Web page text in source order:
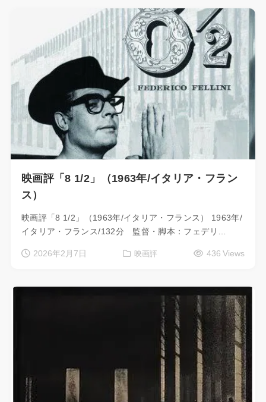
映画評「8 1/2」（1963年/イタリア・フラン
ス）
映画評「8 1/2」（1963年/イタリア・フランス） 1963年/
イタリア・フランス/132分 監督・脚本：フェデリ…
2026年2月7日 映画評 436 Views